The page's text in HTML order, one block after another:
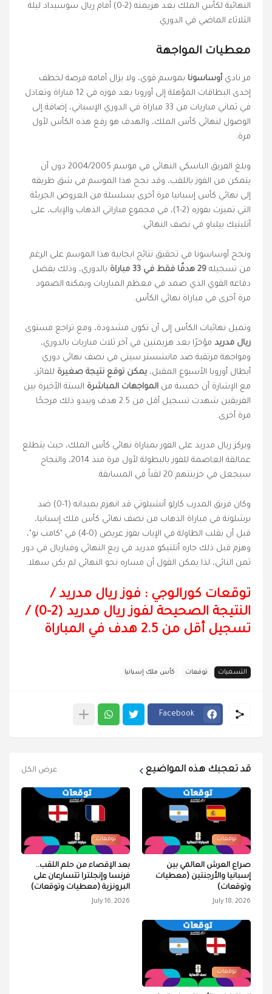
النهائية لكأس الملك بعد هزيمته (2-0) أمام ريال سوسيداد ليلة
الثلاثاء الماضي في الدوري.
معطيات المواجهة
مر نادي أوساسونا بموسم قوي، ولا يزال أمامه فرصة لخطف
إحدى البطاقات المؤهلة إلى أوروبا بعد فوزه في 12 مباراة وتعادل
في ثماني مباريات من 33 مباراة في الدوري الإسباني، إضافة إلى
الوصول لنهائي كأس الملك، والهدف هو رفع هذه الكأس لأول
مرة.
وبلغ الفريق الباسكي النهائي في موسم 2004/2005 دون أن
يتمكن من الفوز باللقب، وقد نجح هذا الموسم في شق طريقه
إلى نهائي كأس إسبانيا مرة أخرى بسلسلة من العروض الجريئة
التي تميزت بفوزه (2-1)، في مجموع مباراتي الذهاب والإياب، على
أتليتيك بيلباو في نصف النهائي.
ونجح أوساسونا في تحقيق نتائج ايجابية هذا الموسم على الرغم
من تسجيله 29 هدفًا فقط في 33 مباراة
بالدوري، وذلك بفضل
دفاعه القوي الذي صمد في معظم المباريات ويمكنه الصمود
مرة أخرى في مباراة نهائي الكأس.
وتميل نهائيات الكأس إلى أن تكون مشدودة، ومع تراجع مستوى
ريال مدريد مؤخرًا بعد هزيمتين في آخر ثلاث مباريات بالدوري،
ومواجهة مرتقبة ضد مانشستر سيتي في نصف نهائي دوري
أبطال أوروبا الأسبوع المقبل، يمكن توقع نتيجة صغيرة للفائز،
مع الإشارة أن خمسة من المواجهات المباشرة الستة الأخيرة بين
الفريقين شهدت تسجيل أقل من 2.5 هدف ويبدو ذلك مرجحًا
مرة أخرى.
ويركز ريال مدريد على الفور بمباراة نهائي كأس الملك، حيث يتطلع
عمالقة العاصمة للفوز بالبطولة لأول مرة منذ 2014، والنجاح
سيجعل في خزينتهم 20 لقباً في المسابقة.
وكان فريق المدرب كارلو أنشيلوتي قد انهزم بميدانه (1-0) ضد
برشلونة في مباراة الذهاب من نصف نهائي كأس ملك إسبانيا،
قبل أن يقلب الطاولة في الإياب بفوز عريض (0-4) في "كامب نو"،
وهزم قبل ذلك جاره أتلتيكو مدريد في ربع النهائي وفياريال في دور
ثمن النائي، لذا يمكن القول أن مساره نحو النهائي لم يكن سهلا.
توقعات كورالوجي : فوز ريال مدريد /
النتيجة الصحيحة لفوز ريال مدريد (2-0)
/
تسجيل أقل من 2.5 هدف في المباراة
التسميات توقعات كأس ملك إسبانيا
Facebook
قد تعجبك هذه المواضيع عرض الكل
توقعات
صراع العرش العالمي بين
إسبانيا والأرجنتين (معطيات
وتوقعات)
July 18, 2026
توقعات
بعد الإقصاء من حلم اللقب..
فرنسا وإنجلترا تتسارعان على
البرونزية (معطيات وتوقعات)
July 16, 2026
توقعات